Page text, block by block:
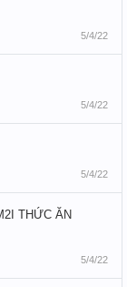
5/4/22
5/4/22
5/4/22
THỨC ĂN
5/4/22